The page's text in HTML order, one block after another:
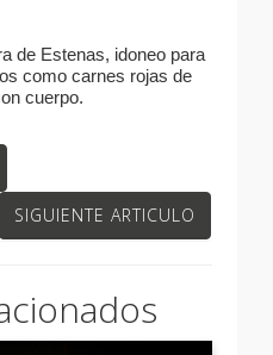
de Estenas, idoneo para
como carnes rojas de
cuerpo.
SIGUIENTE ARTICULO